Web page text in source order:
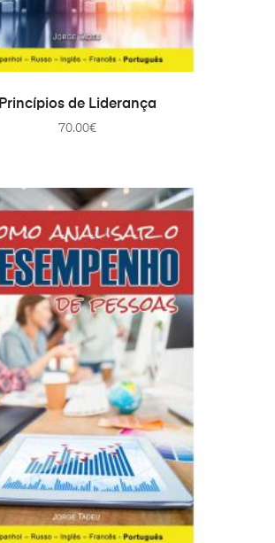
ADD TO CART
Princípios de Liderança
70.00€